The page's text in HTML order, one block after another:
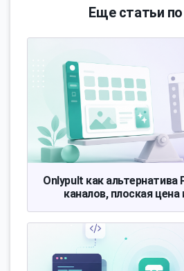
Еще статьи
Onlypult как альтернатива
каналов, плоская цена